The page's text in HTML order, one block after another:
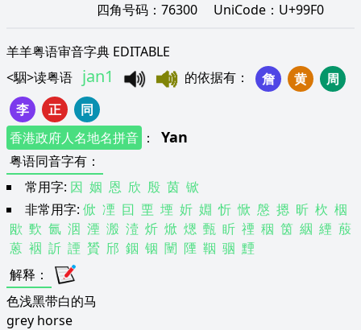
四角号码： 76300 UniCode： U+99F0
羊羊粤语审音字典 EDITABLE
<駰>读粤语 jan1 的依据有 ： 詹 黄
周
李
正
同
香港政府人名地名拼音 ： Yan
粤语同音字有 ：
常用字: 因 姻 恩 欣 殷 茵 锨
非常用字: 俽 凐 囙 垔 堙 妡 婣 忻 惞 慇 摁 昕 杴 栶
欭 歅 氤 洇 湮 溵 潱 炘 焮 煾 甄 盺 禋 秵 筃 絪 緸 蒑
蒽 裀 訢 諲 贇 邤 銦 铟 闉 陻 鞇 骃 黫
解释 ：
色浅黑带白的马
grey horse